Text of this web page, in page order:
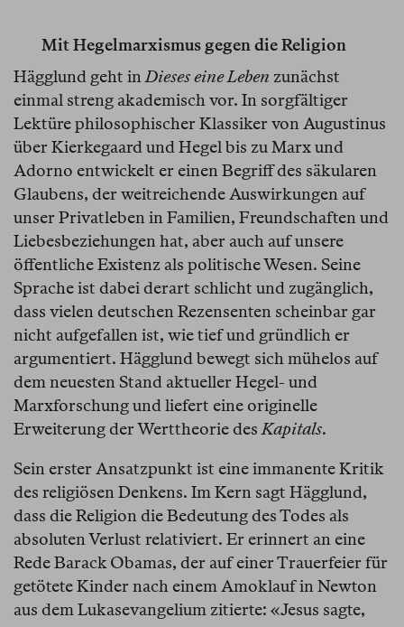
Mit Hegelmarxismus gegen die Religion
Hägglund geht inDieses eine Leben zunächst
einmal streng akademisch vor. In sorgfältiger
Lektüre philosophischer Klassiker von Augustinus
über Kierkegaard und Hegel bis zu Marx und
Adorno entwickelt er einen Begriff des säkularen
Glaubens, der weitreichende Auswirkungen auf
unser Privatleben in Familien, Freundschaften und
Liebesbeziehungen hat, aber auch auf unsere
öffentliche Existenz als politische Wesen. Seine
Sprache ist dabei derart schlicht und zugänglich,
dass vielen deutschen Rezensenten scheinbar gar
nicht aufgefallen ist, wie tief und gründlich er
argumentiert. Hägglund bewegt sich mühelos auf
dem neuesten Stand aktueller Hegel- und
Marxforschung und liefert eine originelle
Erweiterung der Werttheorie desKapitals.
Sein erster Ansatzpunkt ist eine immanente Kritik
des religiösen Denkens. Im Kern sagt Hägglund,
dass die Religion die Bedeutung des Todes als
absoluten Verlust relativiert. Er erinnert an eine
Rede Barack Obamas, der auf einer Trauerfeier für
getötete Kinder nach einem Amoklauf in Newton
aus dem Lukasevangelium zitierte: «Jesus sagte,